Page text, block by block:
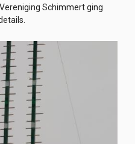
Schimmert ging